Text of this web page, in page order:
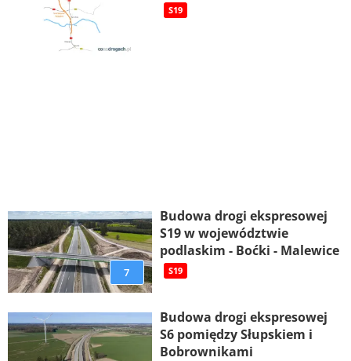
S19
7
Budowa drogi ekspresowej
S19 w województwie
podlaskim - Boćki - Malewice
S19
Budowa drogi ekspresowej
S6 pomiędzy Słupskiem i
Bobrownikami